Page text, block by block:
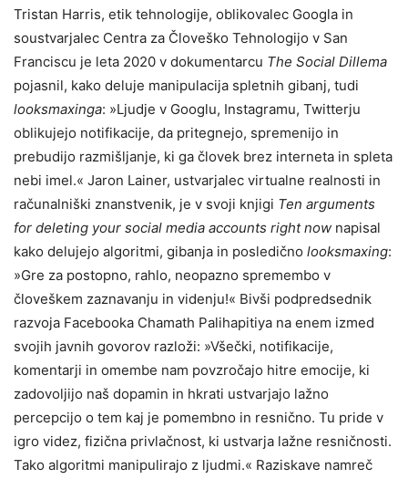
Tristan Harris, etik tehnologije, oblikovalec Googla in
soustvarjalec Centra za Človeško Tehnologijo v San
Franciscu je leta 2020 v dokumentarcu The Social Dillema
pojasnil, kako deluje manipulacija spletnih gibanj, tudi
looksmaxinga: »Ljudje v Googlu, Instagramu, Twitterju
oblikujejo notifikacije, da pritegnejo, spremenijo in
prebudijo razmišljanje, ki ga človek brez interneta in spleta
nebi imel.« Jaron Lainer, ustvarjalec virtualne realnosti in
računalniški znanstvenik, je v svoji knjigi Ten arguments
for deleting your social media accounts right now napisal
kako delujejo algoritmi, gibanja in posledično looksmaxing:
»Gre za postopno, rahlo, neopazno spremembo v
človeškem zaznavanju in videnju!« Bivši podpredsednik
razvoja Facebooka Chamath Palihapitiya na enem izmed
svojih javnih govorov razloži: »Všečki, notifikacije,
komentarji in omembe nam povzročajo hitre emocije, ki
zadovoljijo naš dopamin in hkrati ustvarjajo lažno
percepcijo o tem kaj je pomembno in resnično. Tu pride v
igro videz, fizična privlačnost, ki ustvarja lažne resničnosti.
Tako algoritmi manipulirajo z ljudmi.« Raziskave namreč